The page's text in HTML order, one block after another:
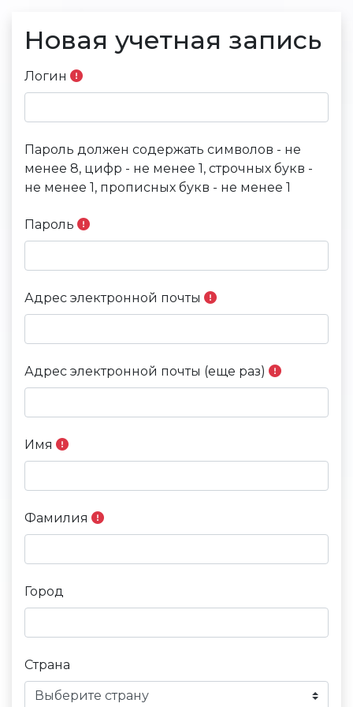
Новая учетная запись
Логин
Пароль должен содержать символов - не
менее 8, цифр - не менее 1, строчных букв -
не менее 1, прописных букв - не менее 1
Пароль
Адрес электронной почты
Адрес электронной почты (еще раз)
Имя
Фамилия
Город
Страна